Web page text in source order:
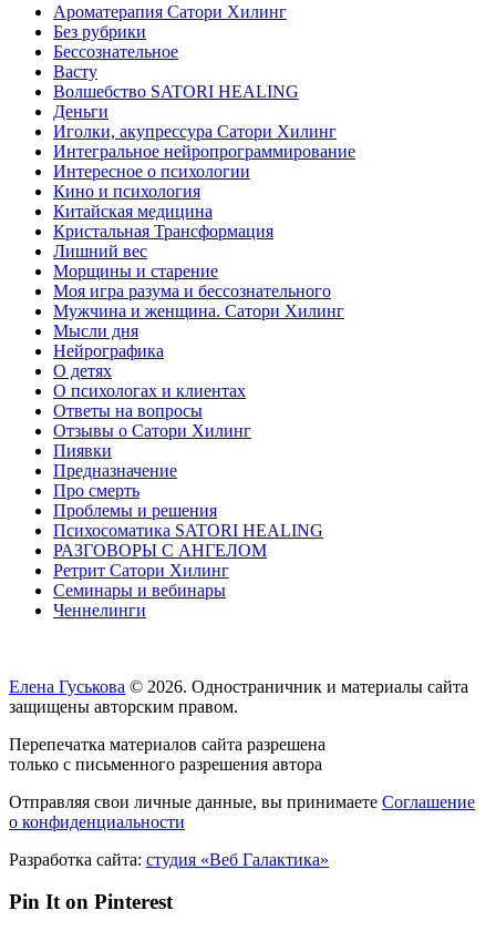
Ароматерапия Сатори Хилинг
Без рубрики
Бессознательное
Васту
Волшебство SATORI HEALING
Деньги
Иголки, акупрессура Сатори Хилинг
Интегральное нейропрограммирование
Интересное о психологии
Кино и психология
Китайская медицина
Кристальная Трансформация
Лишний вес
Морщины и старение
Моя игра разума и бессознательного
Мужчина и женщина. Сатори Хилинг
Мысли дня
Нейрографика
О детях
О психологах и клиентах
Ответы на вопросы
Отзывы о Сатори Хилинг
Пиявки
Предназначение
Про смерть
Проблемы и решения
Психосоматика SATORI HEALING
РАЗГОВОРЫ С АНГЕЛОМ
Ретрит Сатори Хилинг
Семинары и вебинары
Ченнелинги
Елена Гуськова © 2026. Одностраничник и материалы сайта
защищены авторским правом.
Перепечатка материалов сайта разрешена
только с письменного разрешения автора
Отправляя свои личные данные, вы принимаете Соглашение
о конфиденциальности
Разработка сайта: студия «Веб Галактика»
Pin It on Pinterest